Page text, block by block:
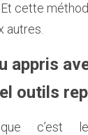
cette
autres.
appris
outils
c’est